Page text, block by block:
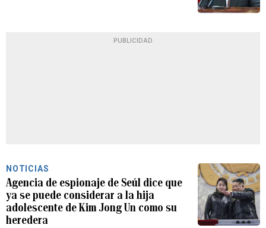
PUBLICIDAD
NOTICIAS
Agencia de espionaje de Seúl dice que
ya se puede considerar a la hija
adolescente de Kim Jong Un como su
heredera